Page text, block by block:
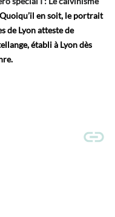
en soit, le portrait
de Lyon atteste de
établi à Lyon dès